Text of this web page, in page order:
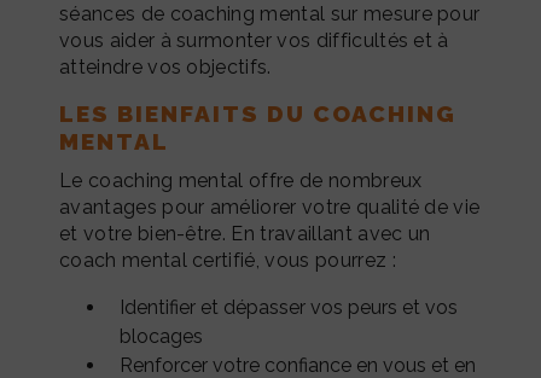
séances de coaching mental sur mesure pour
vous aider à surmonter vos difficultés et à
atteindre vos objectifs.
LES BIENFAITS DU COACHING
MENTAL
Le coaching mental offre de nombreux
avantages pour améliorer votre qualité de vie
et votre bien-être. En travaillant avec un
coach mental certifié, vous pourrez :
Identifier et dépasser vos peurs et vos
blocages
Renforcer votre confiance en vous et en